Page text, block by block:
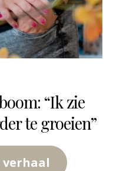
“Ik zie
te groeien”
verhaal